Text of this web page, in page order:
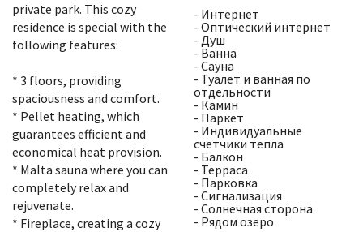
private park. This cozy
residence is special with the
following features:
* 3 floors, providing
spaciousness and comfort.
* Pellet heating, which
guarantees efficient and
economical heat provision.
* Malta sauna where you can
completely relax and
rejuvenate.
* Fireplace, creating a cozy
- Интернет
- Оптический интернет
- Душ
- Ванна
- Cауна
- Туалет и ванная по
отдельности
- Камин
- Паркет
- Индивидуальные
счетчики тепла
- Балкон
- Терраса
- Парковка
- Сигнализация
- Солнечная сторона
- Рядом озеро